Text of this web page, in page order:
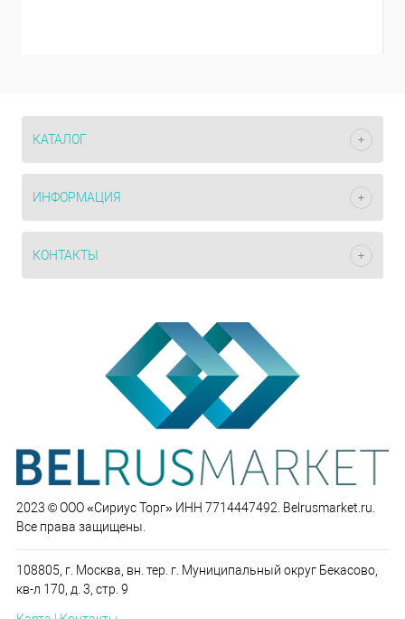
КАТАЛОГ
ИНФОРМАЦИЯ
КОНТАКТЫ
2023 © ООО «Сириус Торг» ИНН 7714447492. Belrusmarket.ru.
Все права защищены.
108805, г. Москва, вн. тер. г. Муниципальный округ Бекасово,
кв-л 170, д. 3, стр. 9